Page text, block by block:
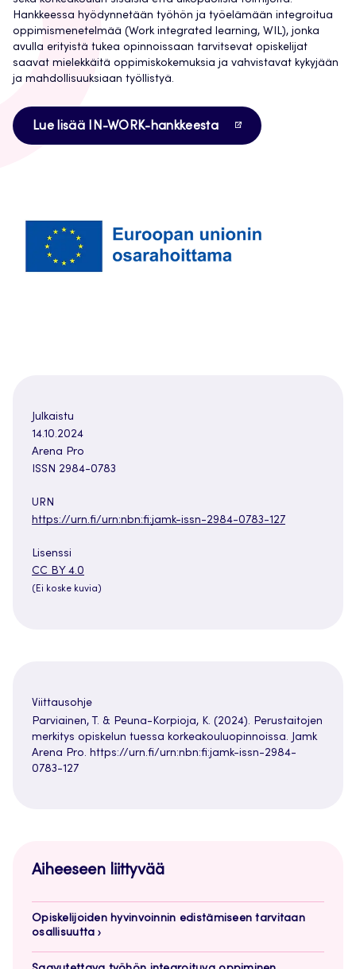
Julkaistu
14.10.2024
Arena Pro
ISSN 2984-0783
URN
https://urn.fi/urn:nbn:fi:jamk-issn-2984-0783-127
Lisenssi
CC BY 4.0
(Ei koske kuvia)
Viittausohje
Parviainen, T. & Peuna-Korpioja, K. (2024). Perustaitojen
merkitys opiskelun tuessa korkeakouluopinnoissa. Jamk
Arena Pro. https://urn.fi/urn:nbn:fi:jamk-issn-2984-
0783-127
Aiheeseen liittyvää
Opiskelijoiden hyvinvoinnin edistämiseen tarvitaan
osallisuutta
Hankkeessa hyödynnetään työhön ja työelämään integroitua
oppimismenetelmää (Work integrated learning, WIL), jonka
avulla erityistä tukea opinnoissaan tarvitsevat opiskelijat
saavat mielekkäitä oppimiskokemuksia ja vahvistavat kykyjään
ja mahdollisuuksiaan työllistyä.
Lue lisää IN-WORK-hankkeesta
Avautuu
uuteen